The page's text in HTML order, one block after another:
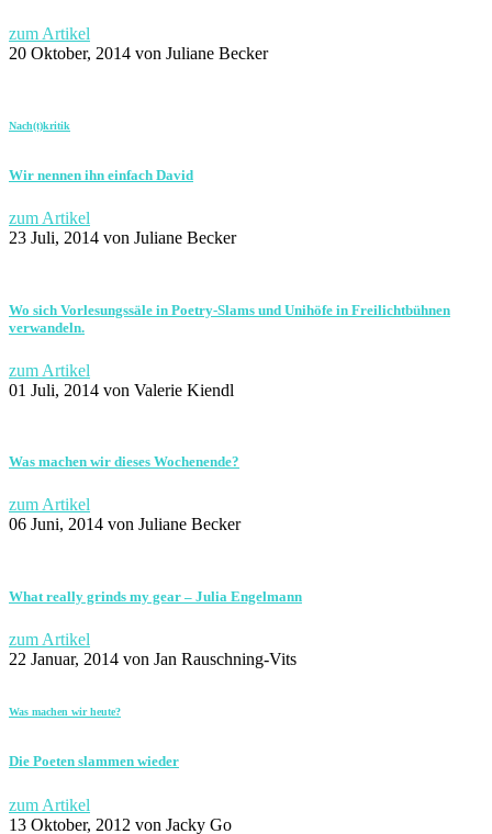
zum Artikel
20 Oktober, 2014 von Juliane Becker
Nach(t)kritik
Wir nennen ihn einfach David
zum Artikel
23 Juli, 2014 von Juliane Becker
Wo sich Vorlesungssäle in Poetry-Slams und Unihöfe in Freilichtbühnen
verwandeln.
zum Artikel
01 Juli, 2014 von Valerie Kiendl
Was machen wir dieses Wochenende?
zum Artikel
06 Juni, 2014 von Juliane Becker
What really grinds my gear – Julia Engelmann
zum Artikel
22 Januar, 2014 von Jan Rauschning-Vits
Was machen wir heute?
Die Poeten slammen wieder
zum Artikel
13 Oktober, 2012 von Jacky Go